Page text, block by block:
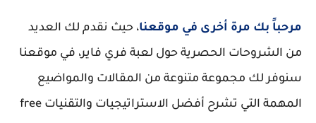
مرحباً بك مرة أخرى في موقعنا، حيث نقدم لك العديد
من الشروحات الحصرية حول لعبة فري فاير، في موقعنا
سنوفر لك مجموعة متنوعة من المقالات والمواضيع
المهمة التي تشرح أفضل الاستراتيجيات والتقنيات free